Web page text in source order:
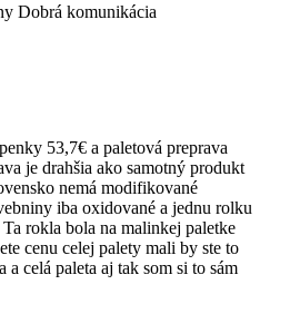
Dobrá komunikácia
53,7€ a paletová preprava
je drahšia ako samotný produkt
nemá modifikované
iba oxidované a jednu rolku
rokla bola na malinkej paletke
cenu celej palety mali by ste to
celá paleta aj tak som si to sám